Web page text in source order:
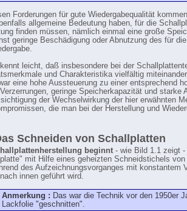
Forderungen für gute Wiedergabequalität
allgemeine Bedeutung haben, für die
finden müssen, nämlich einmal eine große
geringe Beschädigung oder Abnutzung des für
leicht, daß insbesondere bei der
und Charakteristika vielfältig
eine hohe Aussteuerung zu einer entsprechend
geringe Speicherkapazität und starke
der Wechselwirkung der hier erwähnten
die man bei der Herstellung und
Schneiden von Schallplatten
beginnt - wie Bild 1.1 zeigt
mit Hilfe eines geheizten Schneidstichels
des Aufzeichnungsvorganges mit konstantem
innen geführt wird.
Anmerkung : Das war die Technik vor den 1950er
Lackfolie "geschnitten".